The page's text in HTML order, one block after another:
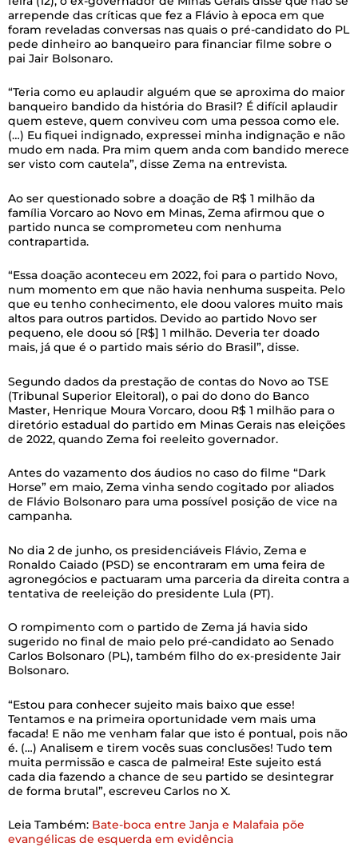
arrepende das críticas que fez a Flávio à epoca em que
foram reveladas conversas nas quais o pré-candidato do PL
pede dinheiro ao banqueiro para financiar filme sobre o
pai Jair Bolsonaro.
“Teria como eu aplaudir alguém que se aproxima do maior
banqueiro bandido da história do Brasil? É difícil aplaudir
quem esteve, quem conviveu com uma pessoa como ele.
(…) Eu fiquei indignado, expressei minha indignação e não
mudo em nada. Pra mim quem anda com bandido merece
ser visto com cautela”, disse Zema na entrevista.
Ao ser questionado sobre a doação de R$ 1 milhão da
família Vorcaro ao Novo em Minas, Zema afirmou que o
partido nunca se comprometeu com nenhuma
contrapartida.
“Essa doação aconteceu em 2022, foi para o partido Novo,
num momento em que não havia nenhuma suspeita. Pelo
que eu tenho conhecimento, ele doou valores muito mais
altos para outros partidos. Devido ao partido Novo ser
pequeno, ele doou só [R$] 1 milhão. Deveria ter doado
mais, já que é o partido mais sério do Brasil”, disse.
Segundo dados da prestação de contas do Novo ao TSE
(Tribunal Superior Eleitoral), o pai do dono do Banco
Master, Henrique Moura Vorcaro, doou R$ 1 milhão para o
diretório estadual do partido em Minas Gerais nas eleições
de 2022, quando Zema foi reeleito governador.
Antes do vazamento dos áudios no caso do filme “Dark
Horse” em maio, Zema vinha sendo cogitado por aliados
de Flávio Bolsonaro para uma possível posição de vice na
campanha.
No dia 2 de junho, os presidenciáveis Flávio, Zema e
Ronaldo Caiado (PSD) se encontraram em uma feira de
agronegócios e pactuaram uma parceria da direita contra a
tentativa de reeleição do presidente Lula (PT).
O rompimento com o partido de Zema já havia sido
sugerido no final de maio pelo pré-candidato ao Senado
Carlos Bolsonaro (PL), também filho do ex-presidente Jair
Bolsonaro.
“Estou para conhecer sujeito mais baixo que esse!
Tentamos e na primeira oportunidade vem mais uma
facada! E não me venham falar que isto é pontual, pois não
é. (…) Analisem e tirem vocês suas conclusões! Tudo tem
muita permissão e casca de palmeira! Este sujeito está
cada dia fazendo a chance de seu partido se desintegrar
de forma brutal”, escreveu Carlos no X.
Leia Também: Bate-boca entre Janja e Malafaia põe
evangélicas de esquerda em evidência